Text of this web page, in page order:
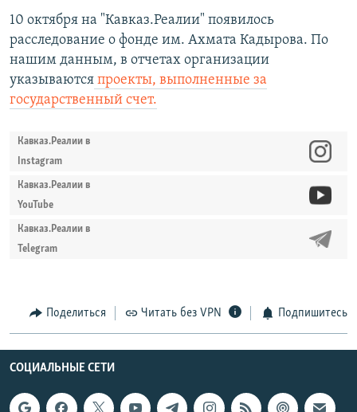
10 октября на "Кавказ.Реалии" появилось
расследование о фонде им. Ахмата Кадырова. По
нашим данным, в отчетах организации
указываются проекты, выполненные за
государственный счет.
Кавказ.Реалии в
Instagram
Кавказ.Реалии в
YouTube
Кавказ.Реалии в
Telegram
Поделиться Читать без VPN Подпишитесь
СОЦИАЛЬНЫЕ СЕТИ